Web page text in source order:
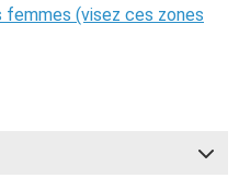
femmes (visez ces zones